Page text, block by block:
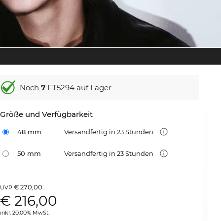
Noch7 FT5294 auf Lager
Größe und Verfügbarkeit
48 mm Versandfertig in 23 Stunden
50 mm Versandfertig in 23 Stunden
UVP€ 270,00
€216,00
inkl. 20.00% MwSt.